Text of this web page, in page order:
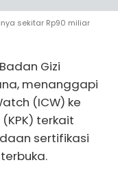
sekitar Rp90 miliar
Gizi
menanggapi
(ICW) ke
terkait
sertifikasi